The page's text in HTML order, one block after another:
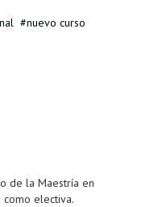
nuevo curso
de la Maestría en
electiva.